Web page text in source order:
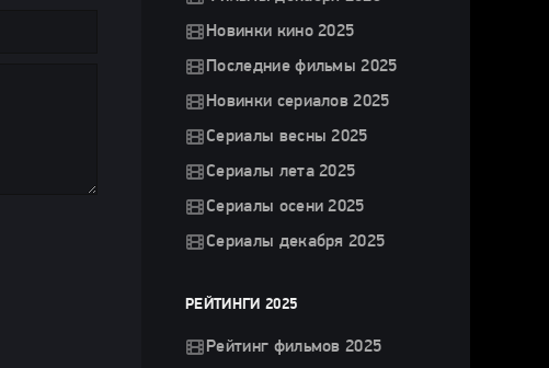
Новинки кино 2025
Последние фильмы 2025
Новинки сериалов 2025
Сериалы весны 2025
Сериалы лета 2025
Сериалы осени 2025
Сериалы декабря 2025
РЕЙТИНГИ 2025
Рейтинг фильмов 2025